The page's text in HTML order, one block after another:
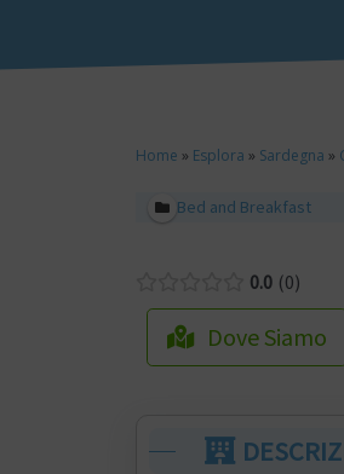
Home » Esplora » Sardegna »
Bed and Breakfast
0.0 0
Dove Siamo